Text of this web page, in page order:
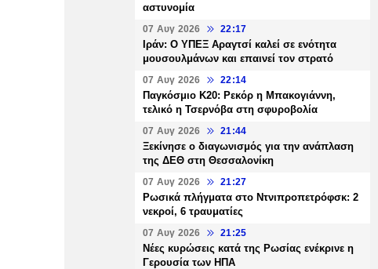
αστυνομία
07 Αυγ 2026 22:17
Ιράν: Ο ΥΠΕΞ Αραγτσί καλεί σε ενότητα
μουσουλμάνων και επαινεί τον στρατό
07 Αυγ 2026 22:14
Παγκόσμιο Κ20: Ρεκόρ η Μπακογιάννη,
τελικό η Τσερνόβα στη σφυροβολία
07 Αυγ 2026 21:44
Ξεκίνησε ο διαγωνισμός για την ανάπλαση
της ΔΕΘ στη Θεσσαλονίκη
07 Αυγ 2026 21:27
Ρωσικά πλήγματα στο Ντνιπροπετρόφσκ: 2
νεκροί, 6 τραυματίες
07 Αυγ 2026 21:25
Νέες κυρώσεις κατά της Ρωσίας ενέκρινε η
Γερουσία των ΗΠΑ